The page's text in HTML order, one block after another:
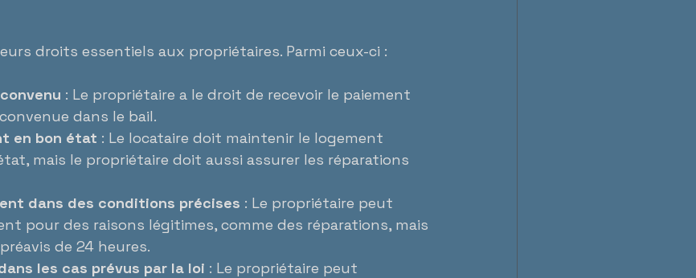
droits essentiels aux propriétaires. Parmi ceux-ci :
: Le propriétaire a le droit de recevoir le paiement
dans le bail.
en bon état : Le locataire doit maintenir le logement
mais le propriétaire doit aussi assurer les réparations
dans des conditions précises : Le propriétaire peut
pour des raisons légitimes, comme des réparations, mais
de 24 heures.
les cas prévus par la loi : Le propriétaire peut